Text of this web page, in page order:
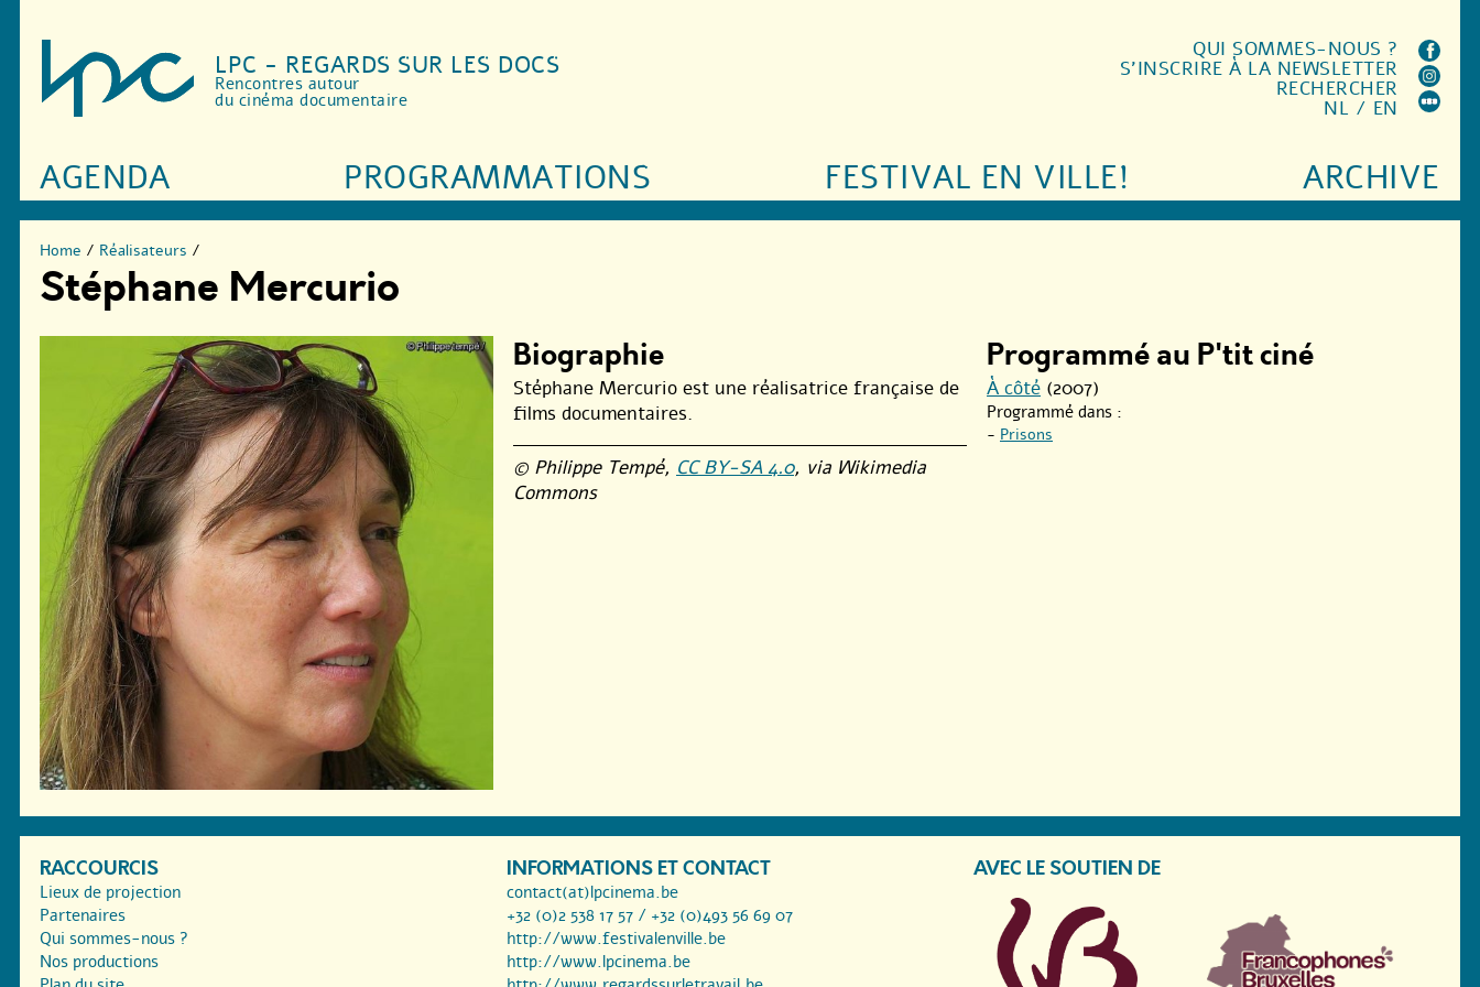
LPC - REGARDS SUR LES DOCS
Rencontres autour
du cinéma documentaire
AGENDA PROGRAMMATIONS FESTIVAL EN VILLE! ARCHIVE
QUI SOMMES-NOUS ?
S'INSCRIRE À LA NEWSLETTER
RECHERCHER
NL / EN
Home / Réalisateurs /
Stéphane Mercurio
Biographie
Stéphane Mercurio est une réalisatrice française de
films documentaires.
© Philippe Tempé, CC BY-SA 4.0, via Wikimedia
Commons
Programmé au P'tit ciné
À côté (2007)
Programmé dans :
- Prisons
RACCOURCIS
Lieux de projection
Partenaires
Qui sommes-nous ?
Nos productions
INFORMATIONS ET CONTACT
contact(at)lpcinema.be
+32 (0)2 538 17 57 / +32 (0)493 56 69 07
http://www.festivalenville.be
http://www.lpcinema.be
AVEC LE SOUTIEN DE